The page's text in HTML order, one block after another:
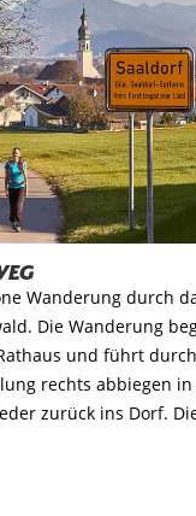
Wanderung durch
Die Wanderung
und führt
rechts abbiegen
zurück ins Dorf.